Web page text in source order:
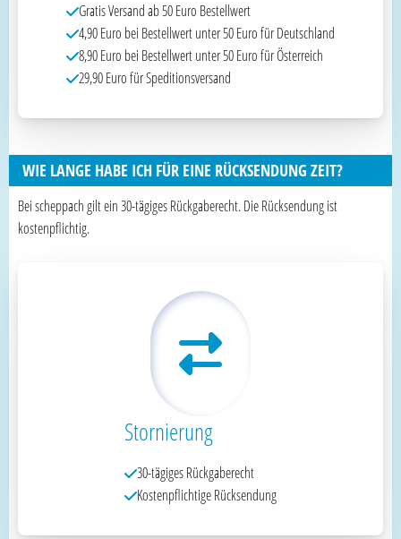
Gratis Versand ab 50 Euro Bestellwert
4,90 Euro bei Bestellwert unter 50 Euro für Deutschland
8,90 Euro bei Bestellwert unter 50 Euro für Österreich
29,90 Euro für Speditionsversand
WIE LANGE HABE ICH FÜR EINE RÜCKSENDUNG ZEIT?
Bei scheppach gilt ein 30-tägiges Rückgaberecht. Die Rücksendung ist
kostenpflichtig.
Stornierung
30-tägiges Rückgaberecht
Kostenpflichtige Rücksendung